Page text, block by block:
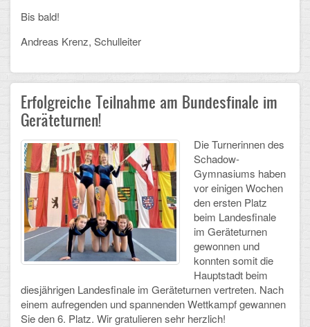
Schulleitung
Schülervertretung
Sekretariat
Ganztagsschule
Schulsozialarbeit
Berufsorientierung
Arbeitsgemeinschaften
Klima-Projekt
Förderverein
Bis bald!
Andreas Krenz, Schulleiter
Erfolgreiche Teilnahme am Bundesfinale im
Geräteturnen!
Die Turnerinnen des
Schadow-
Gymnasiums haben
vor einigen Wochen
den ersten Platz
beim Landesfinale
im Geräteturnen
gewonnen und
konnten somit die
Hauptstadt beim
diesjährigen Landesfinale im Geräteturnen vertreten. Nach
einem aufregenden und spannenden Wettkampf gewannen
Sie den 6. Platz. Wir gratulieren sehr herzlich!